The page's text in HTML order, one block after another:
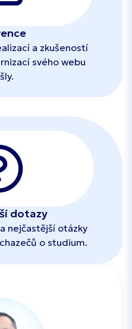
a zkušeností
svého webu
dotazy
nejčastější otázky
o studium.